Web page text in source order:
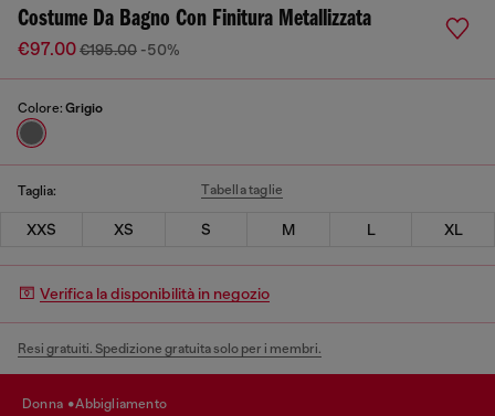
Costume Da Bagno Con Finitura Metallizzata
€97.00€195.00 -50%
Colore: Grigio
Taglia: Tabella taglie
XXS XS S M L XL
Verifica la disponibilità in negozio
Resi gratuiti. Spedizione gratuita solo per i membri.
donna abbigliamento